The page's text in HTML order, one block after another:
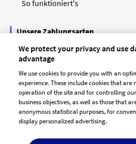
So funktioniert's
Unsere Zahlungsarten
We protect your privacy and use
advantage
We use cookies to provide you with an
experience. These include cookies that are
operation of the site and for controlling
business objectives, as well as those that
anonymous statistical purposes, for
display personalized advertising.